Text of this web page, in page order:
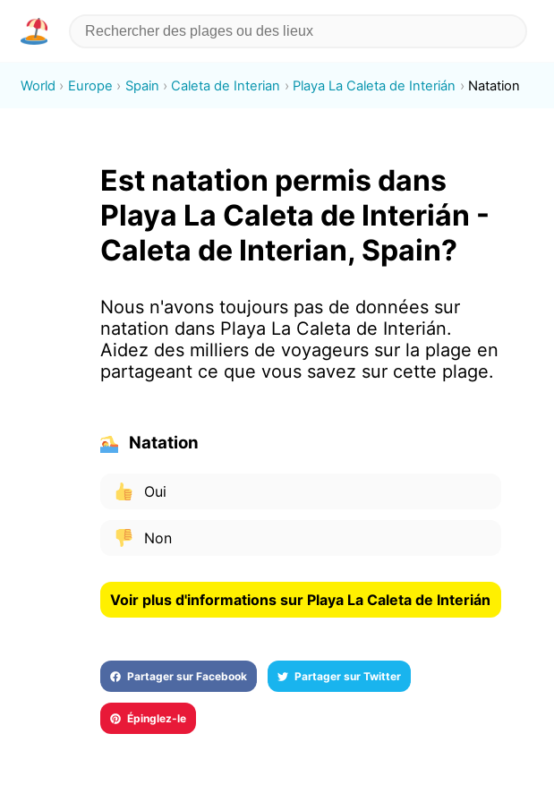
World Europe Spain Caleta de Interian Playa La Caleta de Interián Natation
Est natation permis dans
Playa La Caleta de Interián -
Caleta de Interian, Spain?
Nous n'avons toujours pas de données sur
natation dans Playa La Caleta de Interián.
Aidez des milliers de voyageurs sur la plage en
partageant ce que vous savez sur cette plage.
Natation
Oui
Non
Voir plus d'informations sur Playa La Caleta de Interián
Partager sur Facebook Partager sur Twitter
Épinglez-le